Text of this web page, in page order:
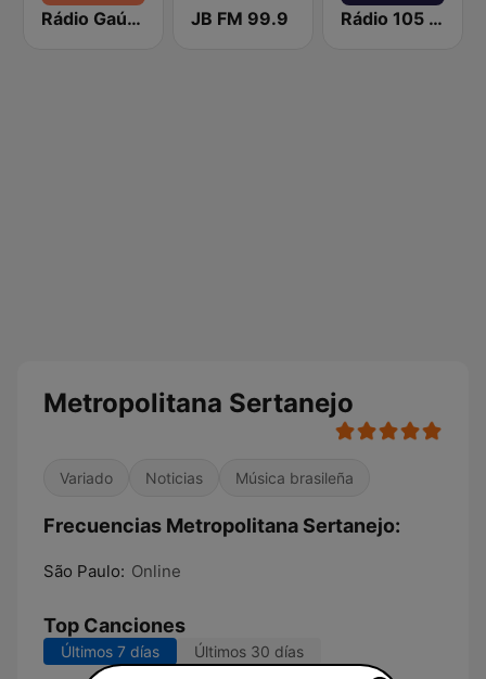
Rádio Gaúcha ZH JB FM 99.9 Rádio 105 FM
Metropolitana Sertanejo
Variado Noticias Música brasileña
Frecuencias Metropolitana Sertanejo:
São Paulo: Online
Top Canciones
Últimos 7 días Últimos 30 días